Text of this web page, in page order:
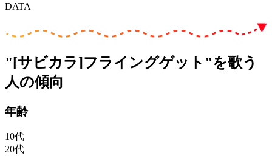
DATA
"[サビカラ]フライングゲット"を歌う
人の傾向
年齢
10代
20代